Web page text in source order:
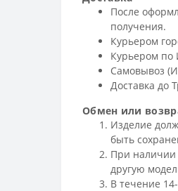
После
получения.
Курьером
Курьером по
Самовывоз
Доставка до
Обмен или
Изделие
быть
При наличии
другую
В течение